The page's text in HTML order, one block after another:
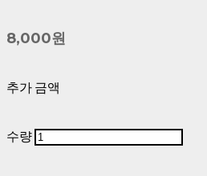
8,000원
추가 금액
수량